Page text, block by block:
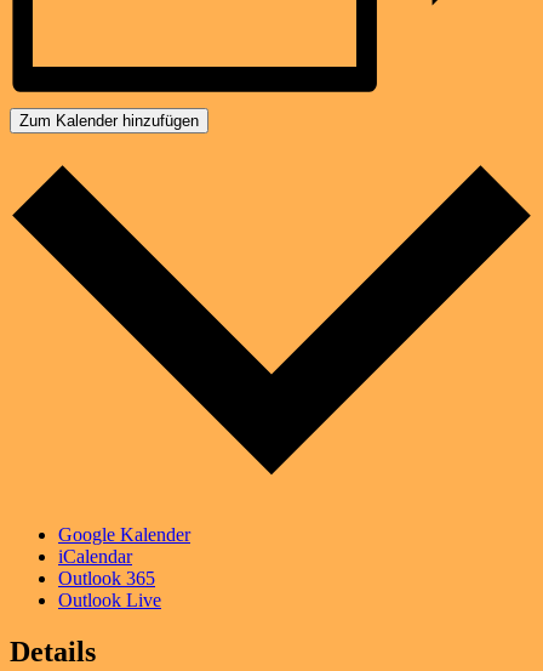
Zum Kalender hinzufügen
Google Kalender
iCalendar
Outlook 365
Outlook Live
Details